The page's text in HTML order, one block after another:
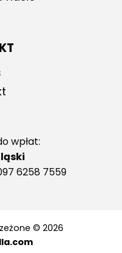
wpłat:
6258 7559
© 2026